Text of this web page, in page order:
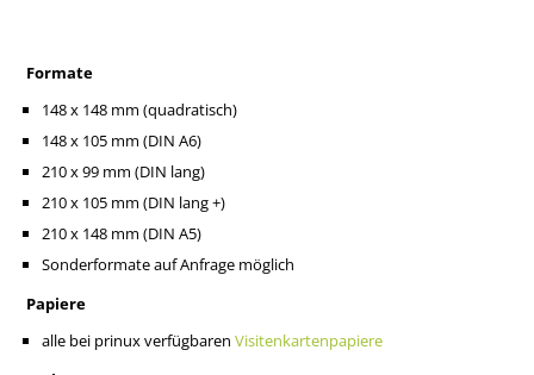
Formate
148 x 148 mm (quadratisch)
148 x 105 mm (DIN A6)
210 x 99 mm (DIN lang)
210 x 105 mm (DIN lang +)
210 x 148 mm (DIN A5)
Sonderformate auf Anfrage möglich
Papiere
alle bei prinux verfügbarenVisitenkartenpapiere